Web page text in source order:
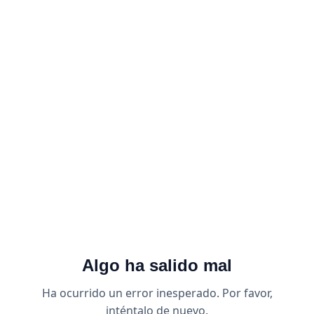
Algo ha salido mal
Ha ocurrido un error inesperado. Por favor,
inténtalo de nuevo.